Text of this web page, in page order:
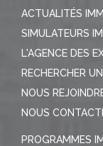
ACTUALITÉS
SIMULATEURS
L'AGENCE DES
RECHERCHER
NOUS
NOUS
PROGRAMMES